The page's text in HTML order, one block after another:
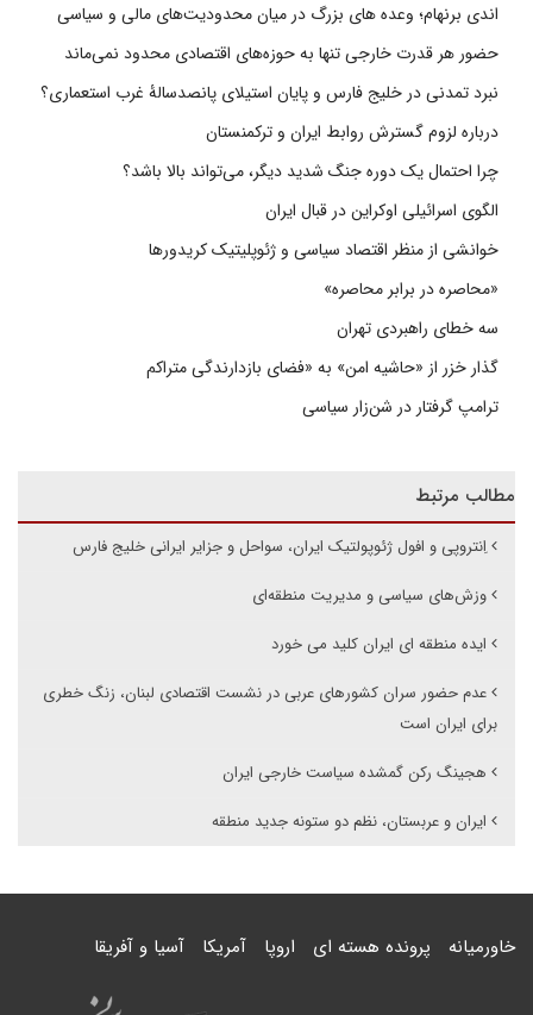
اندی برنهام؛ وعده های بزرگ در میان محدودیت‌های مالی و سیاسی
حضور هر قدرت خارجی تنها به حوزه‌های اقتصادی محدود نمی‌ماند
نبرد تمدنی در خلیج فارس و پایان استیلای پانصدسالۀ غرب استعماری؟
درباره لزوم گسترش روابط ایران و ترکمنستان
چرا احتمال یک دوره جنگ شدید دیگر، می‌تواند بالا باشد؟
الگوی اسرائیلی اوکراین در قبال ایران
خوانشی از منظر اقتصاد سیاسی و ژئوپلیتیک کریدورها
«محاصره در برابر محاصره»
سه خطای راهبردی تهران
گذار خزر از «حاشیه امن» به «فضای بازدارندگی متراکم
ترامپ گرفتار در شن‌زار سیاسی
مطالب مرتبط
اِنتروپی و افول ژئوپولتیک ایران، سواحل و جزایر ایرانی خلیج فارس
وزش‌های سیاسی و مدیریت منطقه‌ای
ایده منطقه ای ایران کلید می خورد
عدم حضور سران کشورهای عربی در نشست اقتصادی لبنان، زنگ خطری
برای ایران است
هجینگ رکن گمشده سیاست خارجی ایران
ایران و عربستان، نظم دو ستونه جدید منطقه
خاورمیانه پرونده هسته ای اروپا آمریکا آسیا و آفریقا